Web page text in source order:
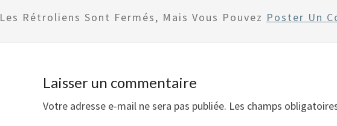
Les Rétroliens Sont Fermés, Mais Vous Pouvez Poster Un
Laisser un commentaire
Votre adresse e-mail ne sera pas publiée. Les champs